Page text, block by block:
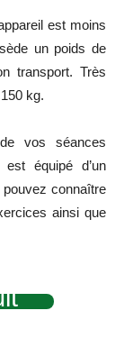
est moins
un poids de
transport. Très
kg.
vos séances
est équipé d’un
connaître
ainsi que